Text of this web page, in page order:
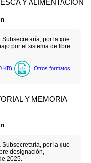
Y ALIMENTACIÓN
por la que
por el sistema de libre
KB) Otros formatos
Y MEMORIA
por la que
designación,
2025.